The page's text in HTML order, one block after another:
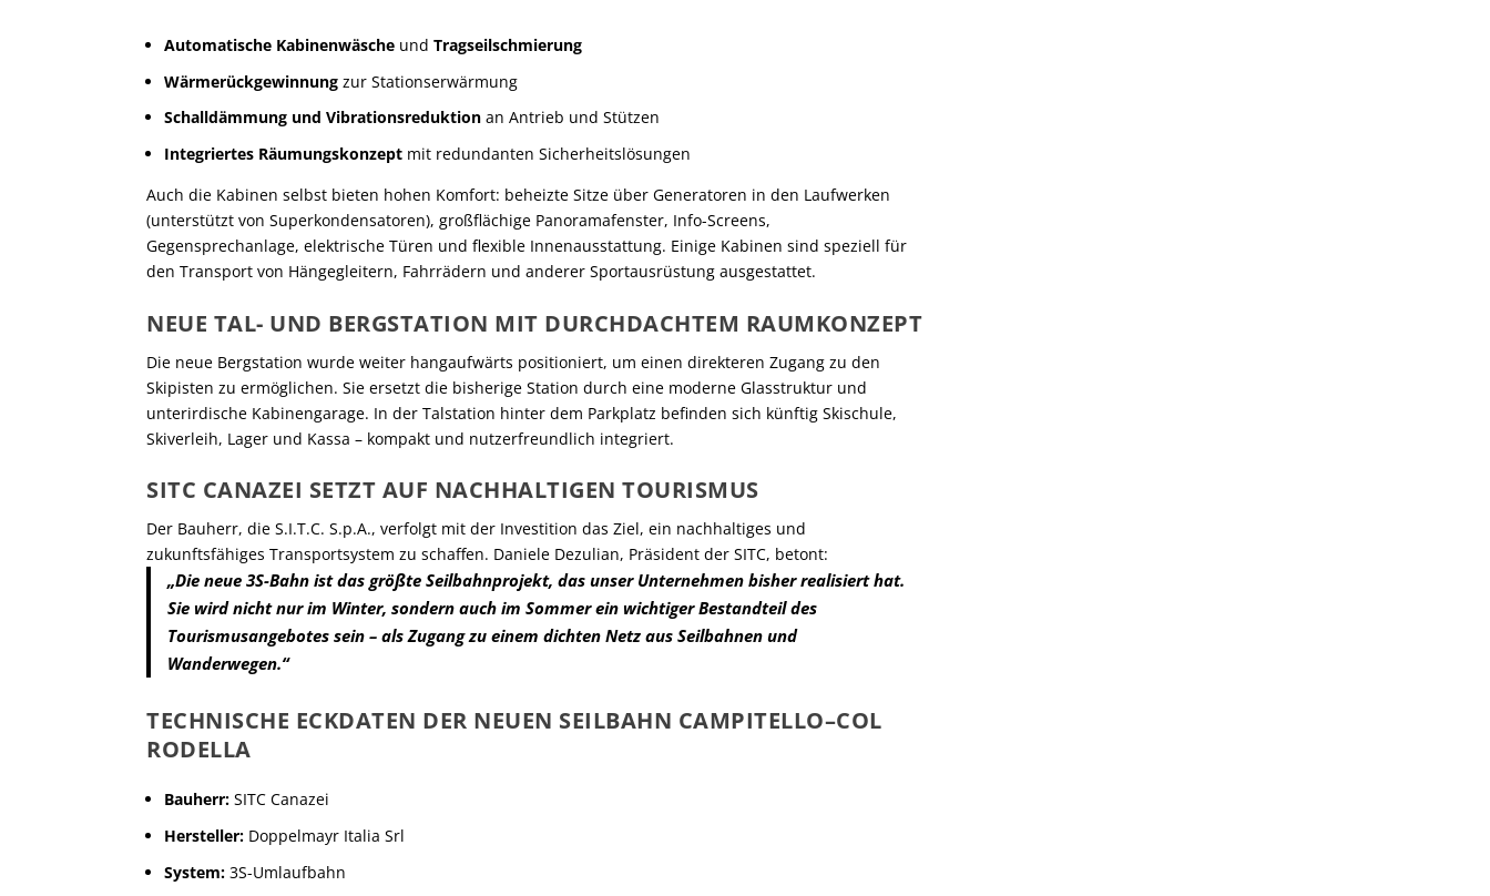
Automatische Kabinenwäsche und Tragseilschmierung
Wärmerückgewinnung zur Stationserwärmung
Schalldämmung und Vibrationsreduktion an Antrieb und Stützen
Integriertes Räumungskonzept mit redundanten Sicherheitslösungen
Auch die Kabinen selbst bieten hohen Komfort: beheizte Sitze über Generatoren in den Laufwerken
(unterstützt von Superkondensatoren), großflächige Panoramafenster, Info-Screens,
Gegensprechanlage, elektrische Türen und flexible Innenausstattung. Einige Kabinen sind speziell für
den Transport von Hängegleitern, Fahrrädern und anderer Sportausrüstung ausgestattet.
NEUE TAL- UND BERGSTATION MIT DURCHDACHTEM RAUMKONZEPT
Die neue Bergstation wurde weiter hangaufwärts positioniert, um einen direkteren Zugang zu den
Skipisten zu ermöglichen. Sie ersetzt die bisherige Station durch eine moderne Glasstruktur und
unterirdische Kabinengarage. In der Talstation hinter dem Parkplatz befinden sich künftig Skischule,
Skiverleih, Lager und Kassa – kompakt und nutzerfreundlich integriert.
SITC CANAZEI SETZT AUF NACHHALTIGEN TOURISMUS
Der Bauherr, die S.I.T.C. S.p.A., verfolgt mit der Investition das Ziel, ein nachhaltiges und
zukunftsfähiges Transportsystem zu schaffen. Daniele Dezulian, Präsident der SITC, betont:
„Die neue 3S-Bahn ist das größte Seilbahnprojekt, das unser Unternehmen bisher realisiert hat.
Sie wird nicht nur im Winter, sondern auch im Sommer ein wichtiger Bestandteil des
Tourismusangebotes sein – als Zugang zu einem dichten Netz aus Seilbahnen und
Wanderwegen.“
TECHNISCHE ECKDATEN DER NEUEN SEILBAHN CAMPITELLO–COL
RODELLA
Bauherr: SITC Canazei
Hersteller: Doppelmayr Italia Srl
System: 3S-Umlaufbahn